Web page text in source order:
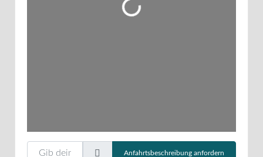
Wird geladen …
Gib deinen Standort ein.
Anfahrtsbeschreibung anfordern